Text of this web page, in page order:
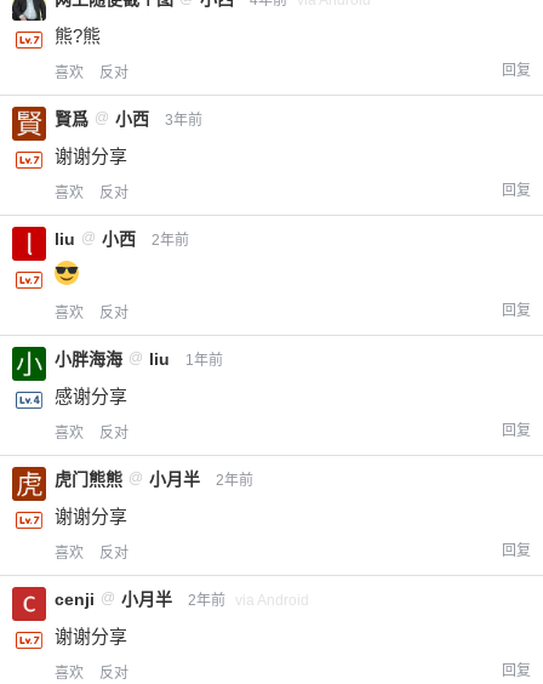
熊?熊
喜欢 反对 回复
賢爲 @ 小西 3年前
谢谢分享
喜欢 反对 回复
liu @ 小西 2年前
喜欢 反对 回复
小胖海海 @ liu 1年前
感谢分享
喜欢 反对 回复
虎门熊熊 @ 小月半 2年前
谢谢分享
喜欢 反对 回复
cenji @ 小月半 2年前 via Android
谢谢分享
喜欢 反对 回复